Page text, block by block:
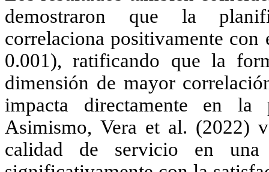
demostraron que la
correlaciona positivamente
0.001), ratificando que la
dimensión de mayor
impacta directamente en la
Asimismo,Vera et al. (2022)
calidad de servicio en una